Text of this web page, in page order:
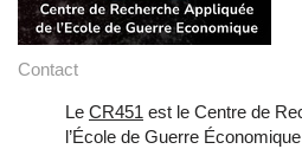
Contact
Le CR451 est le Centre de
l’École de Guerre